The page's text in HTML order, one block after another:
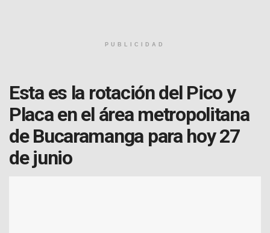
PUBLICIDAD
Esta es la rotación del Pico y
Placa en el área metropolitana
de Bucaramanga para hoy 27
de junio